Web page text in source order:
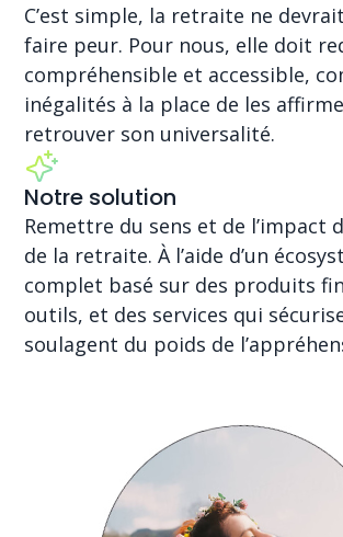
C’est simple, la retraite ne
faire peur. Pour nous, elle doit
compréhensible et accessible,
inégalités à la place de les
retrouver son universalité.
Notre solution
Remettre du sens et de l’impact
de la retraite. À l’aide d’un
complet basé sur des produits
outils, et des services qui
soulagent du poids de